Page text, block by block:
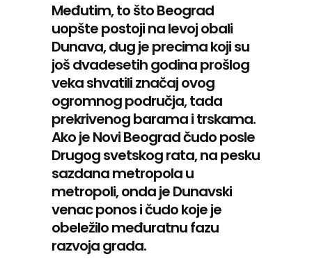
Međutim, to što Beograd
uopšte postoji na levoj obali
Dunava, dug je precima koji su
još dvadesetih godina prošlog
veka shvatili značaj ovog
ogromnog područja, tada
prekrivenog barama i trskama.
Ako je Novi Beograd čudo posle
Drugog svetskog rata, na pesku
sazdana metropola u
metropoli, onda je Dunavski
venac ponos i čudo koje je
obeležilo međuratnu fazu
razvoja grada.